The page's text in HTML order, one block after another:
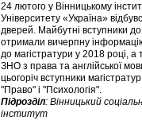
24 лютого у Вінницькому
Університету «Україна»
дверей. Майбутні вступники до
отримали вичерпну
до магістратури у 2018 році, а
ЗНО з права та англійської
цьогоріч вступники
"Право" і "Психологія".
Підрозділ:Вінницький
інститут